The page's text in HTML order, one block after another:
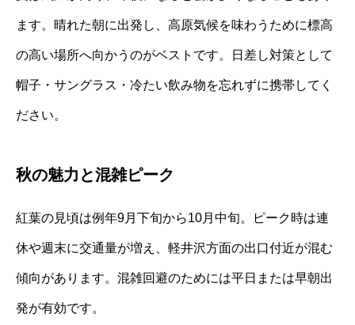
ます。晴れた朝に出発し、高原気候を味わうために標高
の高い場所へ向かうのがベストです。日差し対策として
帽子・サングラス・冷たい飲み物を忘れずに携帯してく
ださい。
秋の魅力と混雑ピーク
紅葉の見頃は例年9月下旬から10月中旬。ピーク時は連
休や週末に交通量が増え、軽井沢方面の出口付近が混む
傾向があります。混雑回避のためには平日または早朝出
発が有効です。